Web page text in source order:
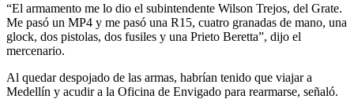
“El armamento me lo dio el subintendente Wilson Trejos, del Grate.
Me pasó un MP4 y me pasó una R15, cuatro granadas de mano, una
glock, dos pistolas, dos fusiles y una Prieto Beretta”, dijo el
mercenario.
Al quedar despojado de las armas, habrían tenido que viajar a
Medellín y acudir a la Oficina de Envigado para rearmarse, señaló.